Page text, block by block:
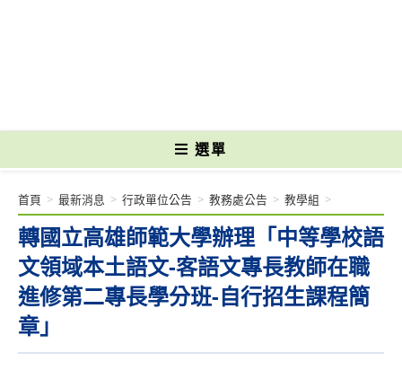
選單
轉國立高雄師範大學辦理「中等學校語
文領域本土語文-客語文專長教師在職
進修第二專長學分班-自行招生課程簡
章」
首頁 > 最新消息 > 行政單位公告 > 教務處公告 > 教學組 >